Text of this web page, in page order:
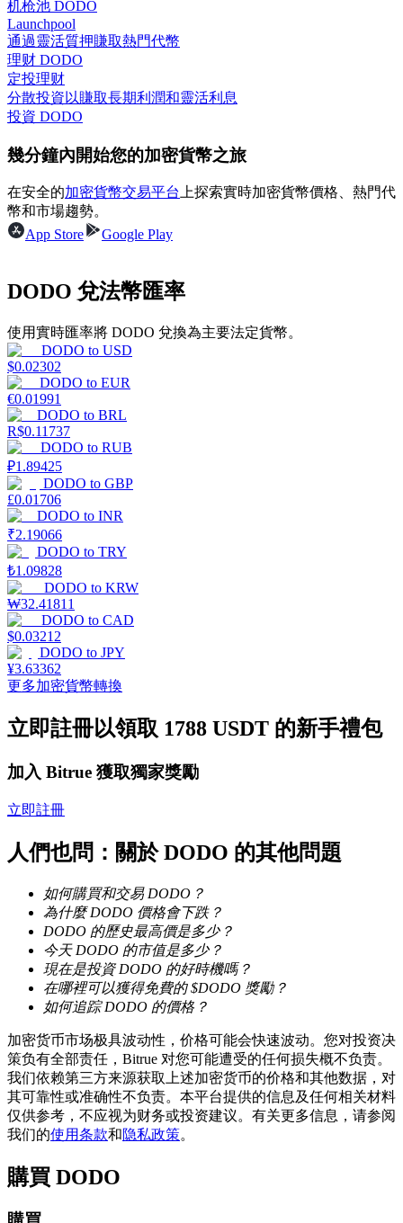
理財
增值寶
使您的資產穩定增值
機槍池
一鍵質押鎖定高收益
Launchpool
活期質押獲得熱門資產
鎖倉BTR
輕鬆獲得多重福利
借貸寶
机枪池 DODO
Launchpool
通過靈活質押賺取熱門代幣
理财 DODO
定投理财
分散投資以賺取長期利潤和靈活利息
投資 DODO
幾分鐘內開始您的加密貨幣之旅
在安全的加密貨幣交易平台上探索實時加密貨幣價格、熱門代
幣和市場趨勢。
App Store
Google Play
DODO 兌法幣匯率
使用實時匯率將 DODO 兌換為主要法定貨幣。
DODO to USD
$0.02302
DODO to EUR
€0.01991
DODO to BRL
R$0.11737
DODO to RUB
₽1.89425
DODO to GBP
£0.01706
DODO to INR
₹2.19066
DODO to TRY
₺1.09828
DODO to KRW
₩32.41811
DODO to CAD
$0.03212
DODO to JPY
¥3.63362
更多加密貨幣轉換
立即註冊以領取 1788 USDT 的新手禮包
加入 Bitrue 獲取獨家獎勵
立即註冊
人們也問：關於 DODO 的其他問題
如何購買和交易 DODO？
為什麼 DODO 價格會下跌？
DODO 的歷史最高價是多少？
今天 DODO 的市值是多少？
現在是投資 DODO 的好時機嗎？
在哪裡可以獲得免費的 $DODO 獎勵？
如何追踪 DODO 的價格？
加密货币市场极具波动性，价格可能会快速波动。您对投资决
策负有全部责任，Bitrue 对您可能遭受的任何损失概不负责。
我们依赖第三方来源获取上述加密货币的价格和其他数据，对
其可靠性或准确性不负责。本平台提供的信息及任何相关材料
仅供参考，不应视为财务或投资建议。有关更多信息，请参阅
我们的使用条款和隐私政策。
購買 DODO